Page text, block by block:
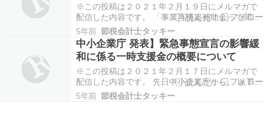
き…
※この投稿は２０２１年２月１９日にメルマガで
配信した内容です。 「事業再構築補助金って聞い
たことありますか？」 先日情報が経済産業省から
発表され、 ウェブ上でも話題になっていますね。
小規模事業者や個人事業主も対象です＾＾ どれく
らいの金額が補助されるかは、 リンク先で確認く
ださ…
5年前 節税会計士タッキー
中小企業庁 発表】緊急事態宣言の影響緩
和に係る一時支援金の概要について
※この投稿は２０２１年２月１７日にメルマガで
配信した内容です。 先日中小企業庁から、 以下の
発表がありました。 【緊急事態宣言の影響緩和に
係る 一時支援金の概要について】 ・給付金の上限
5年前 節税会計士タッキー